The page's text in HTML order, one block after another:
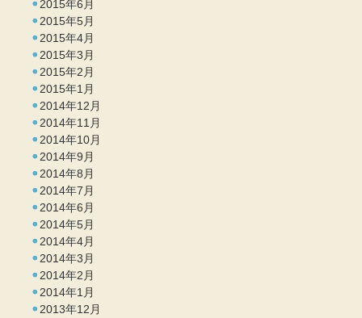
2015年6月
2015年5月
2015年4月
2015年3月
2015年2月
2015年1月
2014年12月
2014年11月
2014年10月
2014年9月
2014年8月
2014年7月
2014年6月
2014年5月
2014年4月
2014年3月
2014年2月
2014年1月
2013年12月